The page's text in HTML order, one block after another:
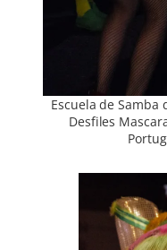
Escuela de Samba
Desfiles